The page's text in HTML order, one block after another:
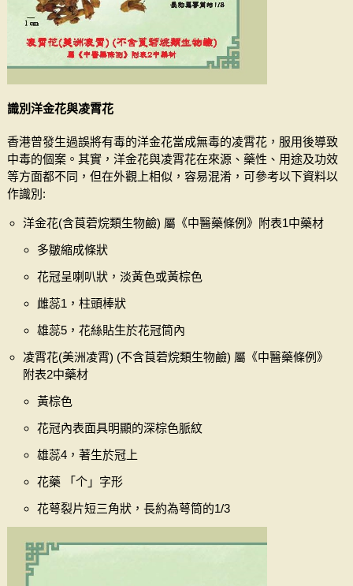
識別洋金花與凌霄花
香港曾發生過誤將有毒的洋金花當成無毒的凌霄花，服用後導致
中毒的個案。其實，洋金花與凌霄花在來源、藥性、用途及功效
等方面都不同，但在外觀上相似，容易混淆，可參考以下資料以
作識別:
洋金花(含莨菪烷類生物鹼) 屬《中醫藥條例》附表1中藥材
多皺縮成條狀
花冠呈喇叭狀，淡黃色或黃棕色
雌蕊1，柱頭棒狀
雄蕊5，花絲貼生於花冠筒內
凌霄花(美洲凌霄) (不含莨菪烷類生物鹼) 屬《中醫藥條例》
附表2中藥材
黃棕色
花冠內表面具明顯的深棕色脈紋
雄蕊4，著生於冠上
花藥 「个」字形
花萼裂片短三角狀，長約為萼筒的1/3